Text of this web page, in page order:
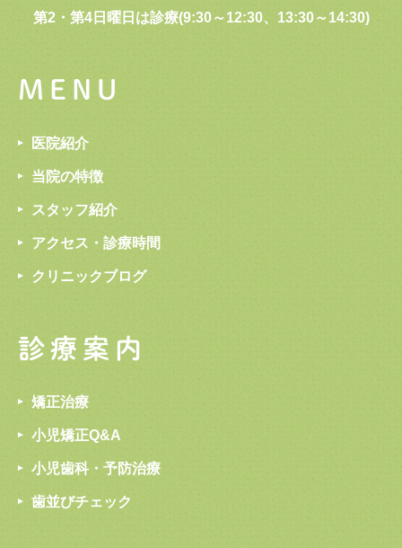
第2・第4日曜日は診療(9:30～12:30、13:30～14:30)
MENU
医院紹介
当院の特徴
スタッフ紹介
アクセス・診療時間
クリニックブログ
診療案内
矯正治療
小児矯正Q&A
小児歯科・予防治療
歯並びチェック